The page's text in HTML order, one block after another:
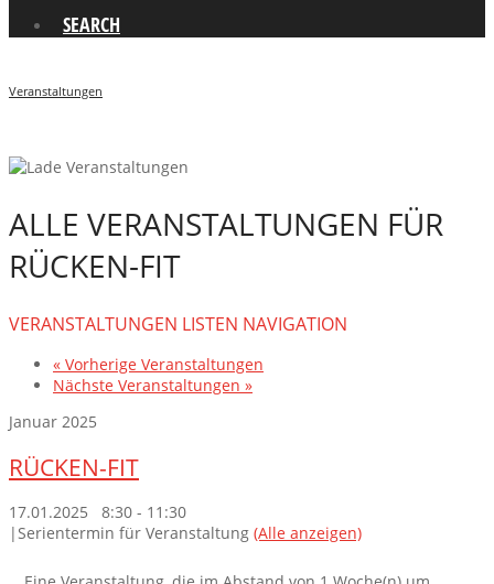
SEARCH
Veranstaltungen
ALLE VERANSTALTUNGEN FÜR
RÜCKEN-FIT
VERANSTALTUNGEN LISTEN NAVIGATION
« Vorherige Veranstaltungen
Nächste Veranstaltungen »
Januar 2025
RÜCKEN-FIT
17.01.2025 8:30 - 11:30
|Serientermin für Veranstaltung (Alle anzeigen)